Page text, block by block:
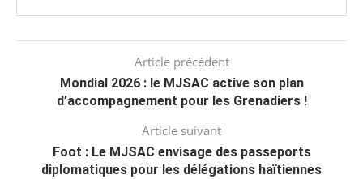
Article précédent
Mondial 2026 : le MJSAC active son plan
d’accompagnement pour les Grenadiers !
Article suivant
Foot : Le MJSAC envisage des passeports
diplomatiques pour les délégations haïtiennes